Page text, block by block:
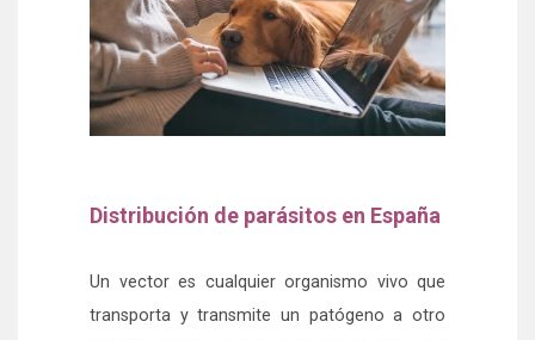
Distribución de parásitos en España
Un vector es cualquier organismo vivo que
transporta y transmite un patógeno a otro